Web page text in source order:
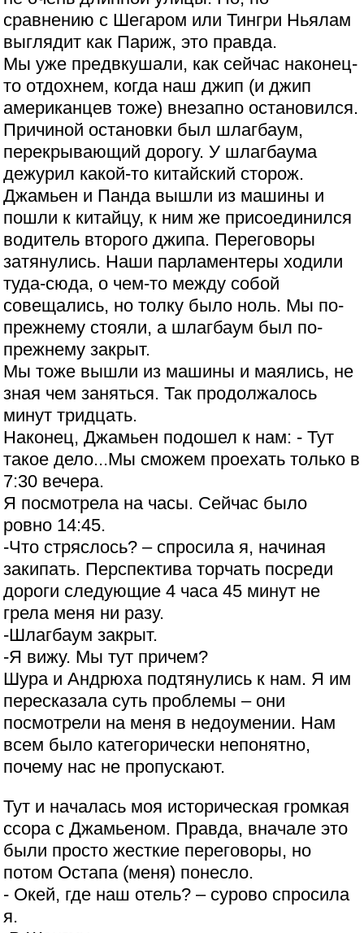
сравнению с Шегаром или Тингри Ньялам
выглядит как Париж, это правда.
Мы уже предвкушали, как сейчас наконец-
то отдохнем, когда наш джип (и джип
американцев тоже) внезапно остановился.
Причиной остановки был шлагбаум,
перекрывающий дорогу. У шлагбаума
дежурил какой-то китайский сторож.
Джамьен и Панда вышли из машины и
пошли к китайцу, к ним же присоединился
водитель второго джипа. Переговоры
затянулись. Наши парламентеры ходили
туда-сюда, о чем-то между собой
совещались, но толку было ноль. Мы по-
прежнему стояли, а шлагбаум был по-
прежнему закрыт.
Мы тоже вышли из машины и маялись, не
зная чем заняться. Так продолжалось
минут тридцать.
Наконец, Джамьен подошел к нам: - Тут
такое дело...Мы сможем проехать только в
7:30 вечера.
Я посмотрела на часы. Сейчас было
ровно 14:45.
-Что стряслось? – спросила я, начиная
закипать. Перспектива торчать посреди
дороги следующие 4 часа 45 минут не
грела меня ни разу.
-Шлагбаум закрыт.
-Я вижу. Мы тут причем?
Шура и Андрюха подтянулись к нам. Я им
пересказала суть проблемы – они
посмотрели на меня в недоумении. Нам
всем было категорически непонятно,
почему нас не пропускают.
Тут и началась моя историческая громкая
ссора с Джамьеном. Правда, вначале это
были просто жесткие переговоры, но
потом Остапа (меня) понесло.
- Окей, где наш отель? – сурово спросила
я.